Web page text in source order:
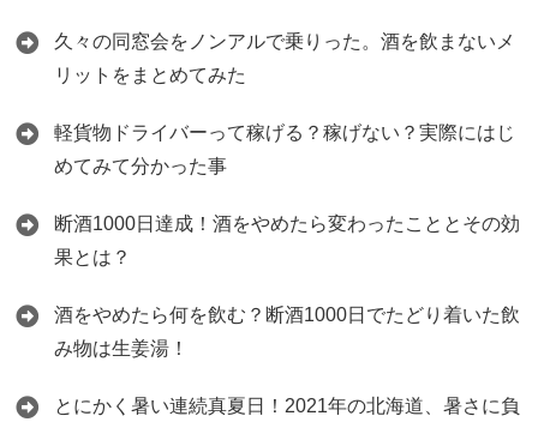
久々の同窓会をノンアルで乗りった。酒を飲まないメ
リットをまとめてみた
軽貨物ドライバーって稼げる？稼げない？実際にはじ
めてみて分かった事
断酒1000日達成！酒をやめたら変わったこととその効
果とは？
酒をやめたら何を飲む？断酒1000日でたどり着いた飲
み物は生姜湯！
とにかく暑い連続真夏日！2021年の北海道、暑さに負